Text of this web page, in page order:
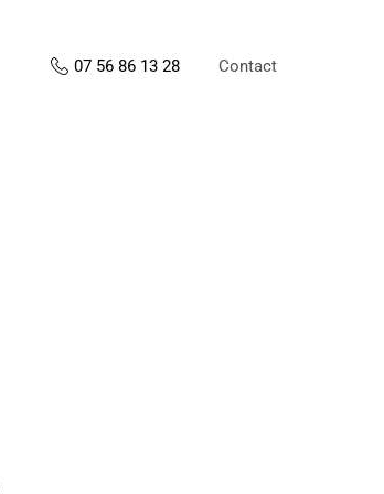
07 56 86 13 28 Contact